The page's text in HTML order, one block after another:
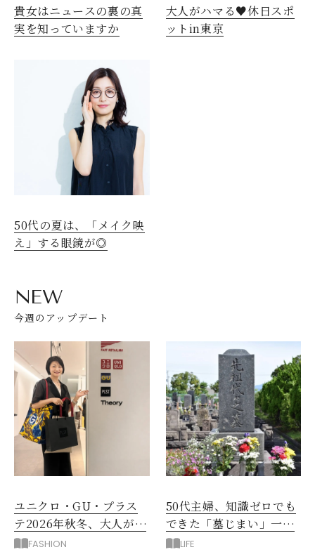
貴女はニュースの裏の真
実を知っていますか
大人がハマる♥休日スポ
ットin東京
50代の夏は、「メイク映
え」する眼鏡が◎
NEW
今週のアップデート
ユニクロ・GU・プラス
テ2026年秋冬、大人が着
たい新作服は？
FASHION
50代主婦、知識ゼロでも
できた「墓じまい」一つ
後悔したのは、ある順
LIFE